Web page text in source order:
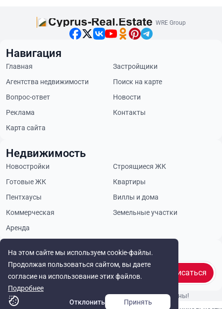
На этом сайте мы используем cookie-файлы.
Продолжая пользоваться сайтом, вы даете
согласие на использование этих файлов.
Подробнее
Отклонить
Принять
WRE Group
Будьте в курсе
Подписаться
Навигация
Главная
Застройщики
Агентства недвижимости
Поиск на карте
Вопрос-ответ
Новости
Реклама
Контакты
Карта сайта
Недвижимость
Новостройки
Строящиеся ЖК
Готовые ЖК
Квартиры
Пентхаусы
Виллы и дома
Коммерческая
Земельные участки
Аренда
© Cyprus Realestate 2026. Все права защищены!